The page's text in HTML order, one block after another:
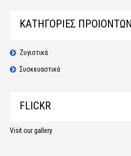
ΚΑΤΗΓΟΡΙΕΣ ΠΡΟΙΟΝΤΩΝ
Ζυγιστικά
Συσκευαστικά
FLICKR
Visit our gallery